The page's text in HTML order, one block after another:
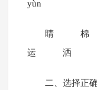
yùn
睛
运 洒
二、选择正